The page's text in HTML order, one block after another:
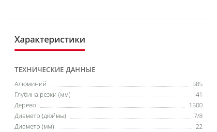
Характеристики
ТЕХНИЧЕСКИЕ ДАННЫЕ
Алюминий
585
Глубина резки (мм)
41
Дерево
1500
Диаметр (дюймы)
7/8
Диаметр (мм)
22